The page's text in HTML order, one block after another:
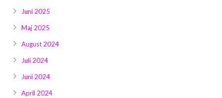
Juni 2025
Maj 2025
August 2024
Juli 2024
Juni 2024
April 2024